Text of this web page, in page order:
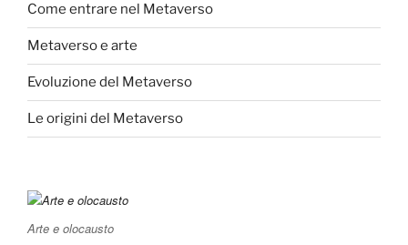
Come entrare nel Metaverso
Metaverso e arte
Evoluzione del Metaverso
Le origini del Metaverso
Arte e olocausto